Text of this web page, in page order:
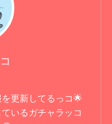
更新してるっコ🌟
いるガチャラッコ